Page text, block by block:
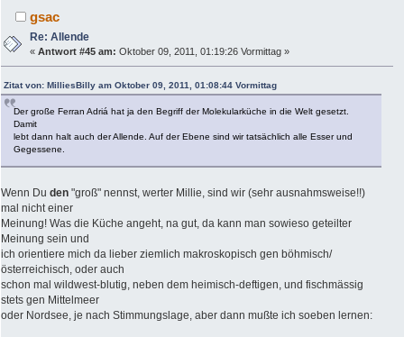
mal)
gsac
Re: Allende
«Antwort #45 am: Oktober 09, 2011, 01:19:26 Vormittag »
Zitat von: MilliesBilly am Oktober 09, 2011, 01:08:44 Vormittag
Der große Ferran Adriá hat ja den Begriff der Molekularküche in die Welt gesetzt.
Damit
lebt dann halt auch der Allende. Auf der Ebene sind wir tatsächlich alle Esser und
Gegessene.
Wenn Du den "groß" nennst, werter Millie, sind wir (sehr ausnahmsweise!!)
mal nicht einer
Meinung! Was die Küche angeht, na gut, da kann man sowieso geteilter
Meinung sein und
ich orientiere mich da lieber ziemlich makroskopisch gen böhmisch/
österreichisch, oder auch
schon mal wildwest-blutig, neben dem heimisch-deftigen, und fischmässig
stets gen Mittelmeer
oder Nordsee, je nach Stimmungslage, aber dann mußte ich soeben lernen: